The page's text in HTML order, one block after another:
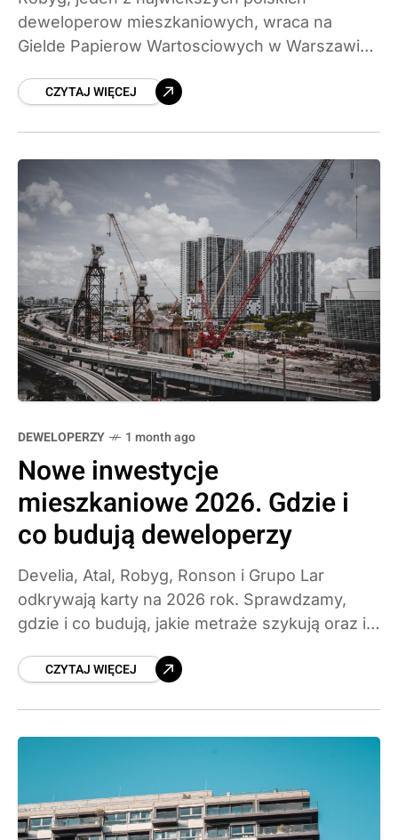
deweloperow mieszkaniowych, wraca na
Gielde Papierow Wartosciowych w Warszawie
oferty publicznej (IPO) zostala ustalona na 34
CZYTAJ WIĘCEJ
DEWELOPERZY 1 month ago
Nowe inwestycje
mieszkaniowe 2026. Gdzie i
co budują deweloperzy
Develia, Atal, Robyg, Ronson i Grupo Lar
odkrywają karty na 2026 rok. Sprawdzamy,
gdzie i co budują, jakie metraże szykują oraz ile
CZYTAJ WIĘCEJ